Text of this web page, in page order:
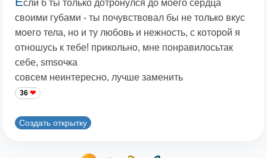
сли б ты только дотронулся до моего сердца
своими губами - ты почувствовал бы не только вкус
моего тела, но и ту любовь и нежность, с которой я
отношусь к тебе! прикольно, мне понравилосьтак
себе, smsочка
совсем неинтересно, лучше заменить
36
Создать открытку